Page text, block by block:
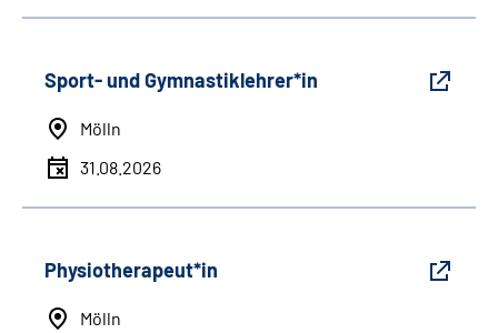
Sport- und Gymnastiklehrer*in
Mölln
31.08.2026
Physiotherapeut*in
Mölln